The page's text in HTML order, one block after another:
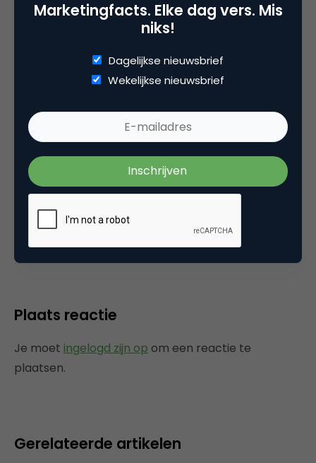
Arnhem Direct, SportNext, TravelNext, RvT VPRO,
Bestuur Luxor Live, social business, onderwijs,
Commerce
Plaats reactie
Je moet ingelogd zijn op om een reactie te
plaatsen.
Gerelateerde artikelen
Marketingfacts. Elke dag vers. Mis
niks!
Dagelijkse nieuwsbrief
Wekelijkse nieuwsbrief